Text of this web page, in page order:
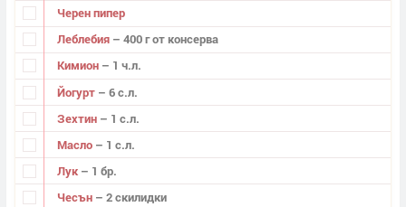
Черен пипер
Леблебия – 400 г от консерва
Кимион – 1 ч.л.
Йогурт – 6 с.л.
Зехтин – 1 с.л.
Масло – 1 с.л.
Лук – 1 бр.
Чесън – 2 скилидки